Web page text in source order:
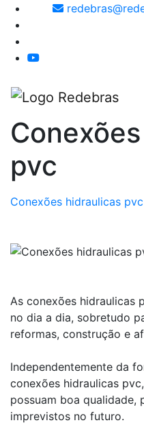
pvc
Conexões hidraulicas pvc
As conexões hidraulicas
no dia a dia, sobretudo
reformas, construção e
Independentemente da
conexões hidraulicas
possuam boa qualidade,
imprevistos no futuro.